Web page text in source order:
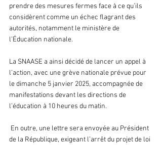
prendre des mesures fermes face à ce qu’ils
considèrent comme un échec flagrant des
autorités, notamment le ministère de
l’Éducation nationale.
La SNAASE a ainsi décidé de lancer un appel à
l’action, avec une grève nationale prévue pour
le dimanche 5 janvier 2025, accompagnée de
manifestations devant les directions de
l’éducation à 10 heures du matin.
de la République, exigeant l’arrêt du projet de loi